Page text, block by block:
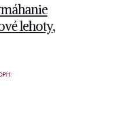
lehoty,